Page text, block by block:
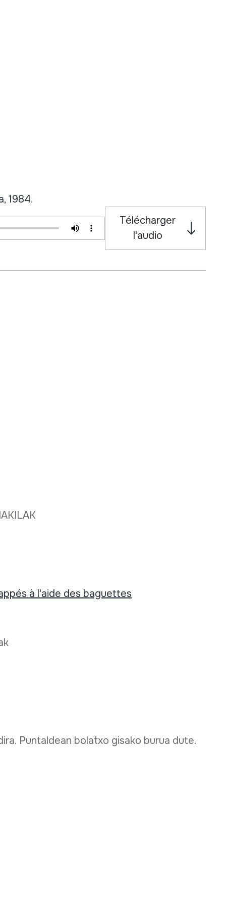
1984.
Télécharger
l'audio
à l'aide des baguettes
Puntaldean bolatxo gisako burua dute.